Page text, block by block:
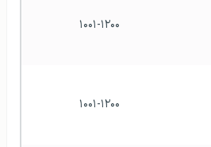
۱۰۰۱-۱۲۰۰
۱۰۰۱-۱۲۰۰